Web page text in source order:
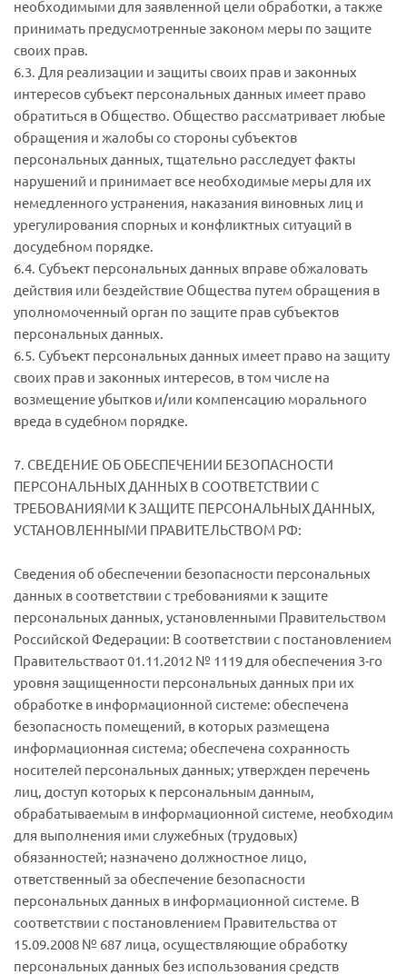
необходимыми для заявленной цели обработки, а также
принимать предусмотренные законом меры по защите
своих прав.
6.3. Для реализации и защиты своих прав и законных
интересов субъект персональных данных имеет право
обратиться в Общество. Общество рассматривает любые
обращения и жалобы со стороны субъектов
персональных данных, тщательно расследует факты
нарушений и принимает все необходимые меры для их
немедленного устранения, наказания виновных лиц и
урегулирования спорных и конфликтных ситуаций в
досудебном порядке.
6.4. Субъект персональных данных вправе обжаловать
действия или бездействие Общества путем обращения в
уполномоченный орган по защите прав субъектов
персональных данных.
6.5. Субъект персональных данных имеет право на защиту
своих прав и законных интересов, в том числе на
возмещение убытков и/или компенсацию морального
вреда в судебном порядке.
7. СВЕДЕНИЕ ОБ ОБЕСПЕЧЕНИИ БЕЗОПАСНОСТИ
ПЕРСОНАЛЬНЫХ ДАННЫХ В СООТВЕТСТВИИ С
ТРЕБОВАНИЯМИ К ЗАЩИТЕ ПЕРСОНАЛЬНЫХ ДАННЫХ,
УСТАНОВЛЕННЫМИ ПРАВИТЕЛЬСТВОМ РФ:
Сведения об обеспечении безопасности персональных
данных в соответствии с требованиями к защите
персональных данных, установленными Правительством
Российской Федерации: В соответствии с постановлением
Правительстваот 01.11.2012 № 1119 для обеспечения 3-го
уровня защищенности персональных данных при их
обработке в информационной системе: обеспечена
безопасность помещений, в которых размещена
информационная система; обеспечена сохранность
носителей персональных данных; утвержден перечень
лиц, доступ которых к персональным данным,
обрабатываемым в информационной системе, необходим
для выполнения ими служебных (трудовых)
обязанностей; назначено должностное лицо,
ответственный за обеспечение безопасности
персональных данных в информационной системе. В
соответствии с постановлением Правительства от
15.09.2008 № 687 лица, осуществляющие обработку
персональных данных без использования средств